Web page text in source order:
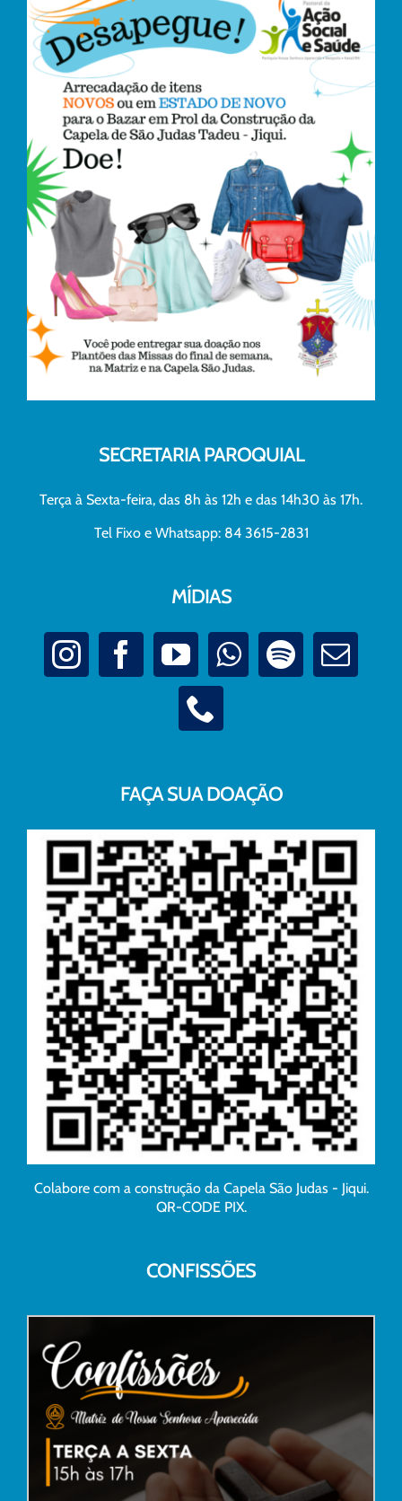
SECRETARIA PAROQUIAL
Terça à Sexta-feira, das 8h às 12h e das 14h30 às 17h.
Tel Fixo e Whatsapp: 84 3615-2831
MÍDIAS
FAÇA SUA DOAÇÃO
Colabore com a construção da Capela São Judas - Jiqui.
QR-CODE PIX.
CONFISSÕES